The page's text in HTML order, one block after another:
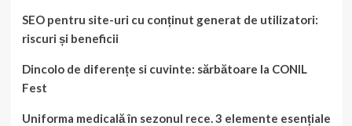
SEO pentru site-uri cu conținut generat de utilizatori:
riscuri și beneficii
Dincolo de diferențe si cuvinte: sărbătoare la CONIL
Fest
Uniforma medicală în sezonul rece. 3 elemente esențiale